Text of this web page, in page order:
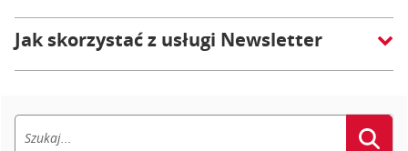
Jak skorzystać z usługi Newsletter